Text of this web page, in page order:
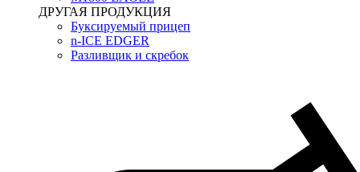
ДРУГАЯ ПРОДУКЦИЯ
Буксируемый прицеп
n-ICE EDGER
Разливщик и скребок